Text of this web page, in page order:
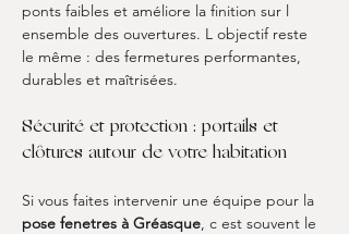
ponts faibles et améliore la finition sur l
ensemble des ouvertures. L objectif reste
le même : des fermetures performantes,
durables et maîtrisées.
Sécurité et protection : portails et
clôtures autour de votre habitation
Si vous faites intervenir une équipe pour la
pose fenetres à Gréasque, c est souvent le